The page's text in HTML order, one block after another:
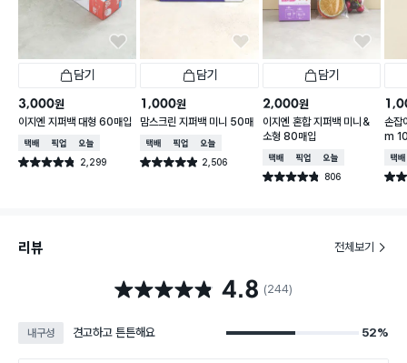
담기
3,000원
이지엔 지퍼백 대형 60매입
택배배송매장픽업오늘배송
별점 4.8점 2,299
건 작성
담기
1,000원
맘스크린 지퍼백 미니 50매
택배배송매장픽업오늘배송
별점 4.9점 2,506
건 작성
담기
2,000원
이지엔 혼합 지퍼백 미니＆
소형 80매입
택배배송매장픽업오늘배송
별점 4.8점 806
건 작성
손
m
택배
별점
리뷰 전체보기
별점 4.8점 4.8 (244)
내구성 견고하고 튼튼해요 52%